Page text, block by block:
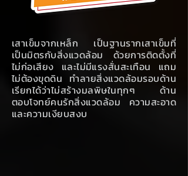
เสาเข็มจากเหล็ก เป็นฐานรากเสาเข็มที่
เป็นมิตรกับสิ่งแวดล้อม ด้วยการติดตั้งที่
ไม่ก่อเสียง และไม่มีแรงสั่นสะเทือน แถม
ไม่ต้องขุดดิน ทำลายสิ่งแวดล้อมรอบด้าน
เรียกได้ว่าไม่สร้างมลพิษในทุกๆ ด้าน
ตอบโจทย์คนรักสิ่งแวดล้อม ความสะอาด
และความเงียบสงบ